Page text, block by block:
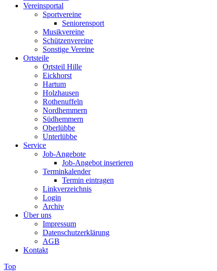
Vereinsportal
Sportvereine
Seniorensport
Musikvereine
Schützenvereine
Sonstige Vereine
Ortsteile
Ortsteil Hille
Eickhorst
Hartum
Holzhausen
Rothenuffeln
Nordhemmern
Südhemmern
Oberlübbe
Unterlübbe
Service
Job-Angebote
Job-Angebot inserieren
Terminkalender
Termin eintragen
Linkverzeichnis
Login
Archiv
Über uns
Impressum
Datenschutzerklärung
AGB
Kontakt
Top